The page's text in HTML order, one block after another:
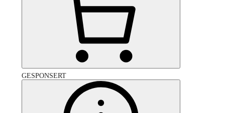
GESPONSERT